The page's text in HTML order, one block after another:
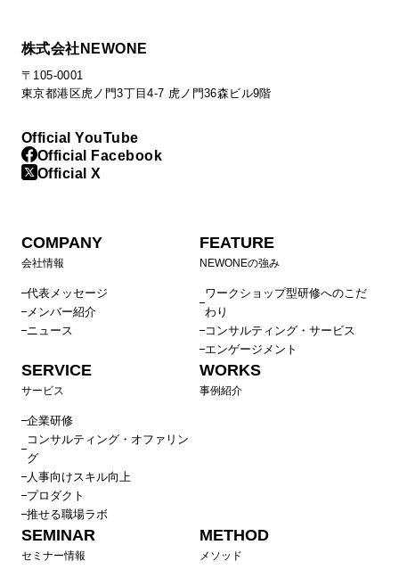
株式会社NEWONE
〒105-0001
東京都港区虎ノ門3丁目4-7 虎ノ門36森ビル9階
Official YouTube
Official Facebook
Official X
COMPANY
会社情報
代表メッセージ
メンバー紹介
ニュース
FEATURE
NEWONEの強み
ワークショップ型研修へのこだ
わり
コンサルティング・サービス
エンゲージメント
SERVICE
サービス
企業研修
コンサルティング・オファリン
グ
人事向けスキル向上
プロダクト
推せる職場ラボ
WORKS
事例紹介
SEMINAR
セミナー情報
METHOD
メソッド